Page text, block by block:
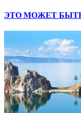
ЭТО МОЖЕТ